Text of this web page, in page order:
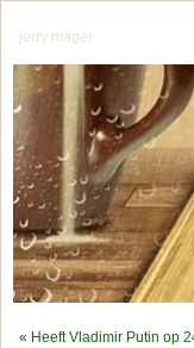
jerry mager
« Heeft Vladimir Putin op